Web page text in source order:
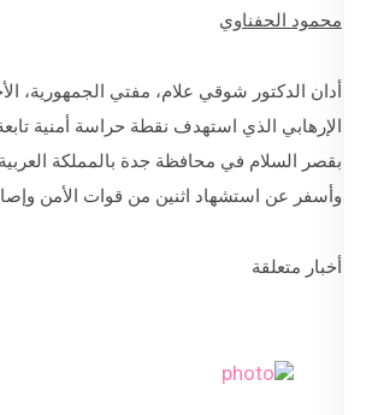
محمود الحفناوي
أدان الدكتور شوقي علام، مفتي الجمهورية،
الإرهابي الذي استهدف نقطة حراسة أمنية
بقصر السلام في محافظة جدة بالمملكة
وأسفر عن استشهاد اثنين من قوات الأمن وإصابة 3
أخبار متعلقة